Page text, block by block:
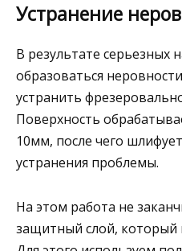
Устранение
В результате серьезных
образоваться
устранить
Поверхность
10мм, после чего
устранения проблемы.
На этом работа не
защитный слой, который